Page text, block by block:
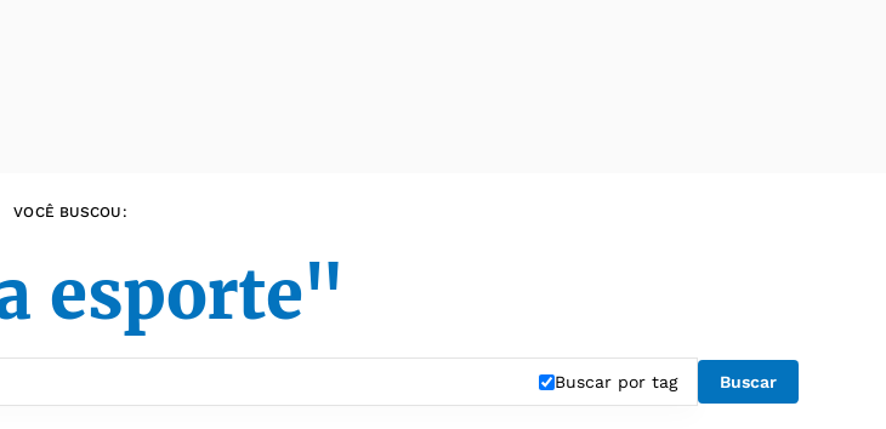
VOCÊ BUSCOU:
esporte"
Buscar por tag Buscar